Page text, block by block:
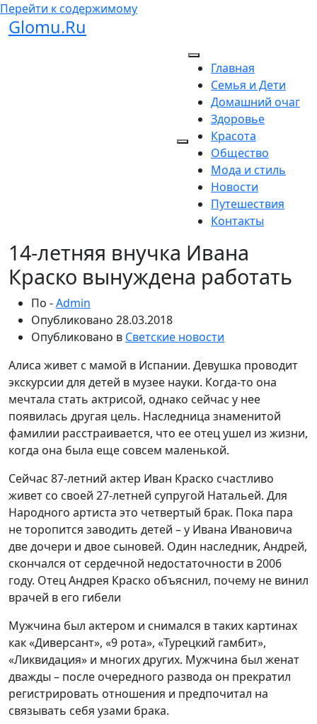
Перейти к содержимому
Glomu.Ru
Главная
Семья и Дети
Домашний очаг
Здоровье
Красота
Общество
Мода и стиль
Новости
Путешествия
Контакты
14-летняя внучка Ивана
Краско вынуждена работать
По -Admin
Опубликовано 28.03.2018
Опубликовано в Светские новости
Алиса живет с мамой в Испании. Девушка проводит
экскурсии для детей в музее науки. Когда-то она
мечтала стать актрисой, однако сейчас у нее
появилась другая цель. Наследница знаменитой
фамилии расстраивается, что ее отец ушел из жизни,
когда она была еще совсем маленькой.
Сейчас 87-летний актер Иван Краско счастливо
живет со своей 27-летней супругой Натальей. Для
Народного артиста это четвертый брак. Пока пара
не торопится заводить детей – у Ивана Ивановича
две дочери и двое сыновей. Один наследник, Андрей,
скончался от сердечной недостаточности в 2006
году. Отец Андрея Краско объяснил, почему не винил
врачей в его гибели
Мужчина был актером и снимался в таких картинах
как «Диверсант», «9 рота», «Турецкий гамбит»,
«Ликвидация» и многих других. Мужчина был женат
дважды – после очередного развода он прекратил
регистрировать отношения и предпочитал на
связывать себя узами брака.